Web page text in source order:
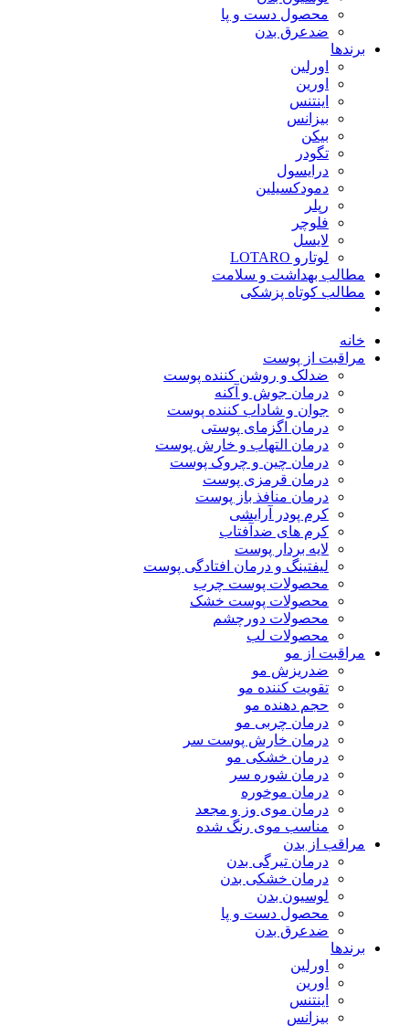
محصول دست و پا
ضدعرق بدن
برندها
اورلین
اورین
اینتنس
بیزانس
بیکن
تگودر
درایسول
دمودکسیلین
رپلر
فلوچر
لایسل
لوتارو LOTARO
مطالب بهداشت و سلامت
مطالب کوتاه پزشکی
خانه
مراقبت از پوست
ضدلک و روشن کننده پوست
درمان جوش و آکنه
جوان و شاداب کننده پوست
درمان اگزمای پوستی
درمان التهاب و خارش پوست
درمان چین و چروک پوست
درمان قرمزی پوست
درمان منافذ باز پوست
کرم پودر آرایشی
کرم های ضدآفتاب
لایه بردار پوست
لیفتینگ و درمان افتادگی پوست
محصولات پوست چرب
محصولات پوست خشک
محصولات دورچشم
محصولات لب
مراقبت از مو
ضدریزش مو
تقویت کننده مو
حجم دهنده مو
درمان چربی مو
درمان خارش پوست سر
درمان خشکی مو
درمان شوره سر
درمان موخوره
درمان موی وز و مجعد
مناسب موی رنگ شده
مراقب از بدن
درمان تیرگی بدن
درمان خشکی بدن
لوسیون بدن
محصول دست و پا
ضدعرق بدن
برندها
اورلین
اورین
اینتنس
بیزانس